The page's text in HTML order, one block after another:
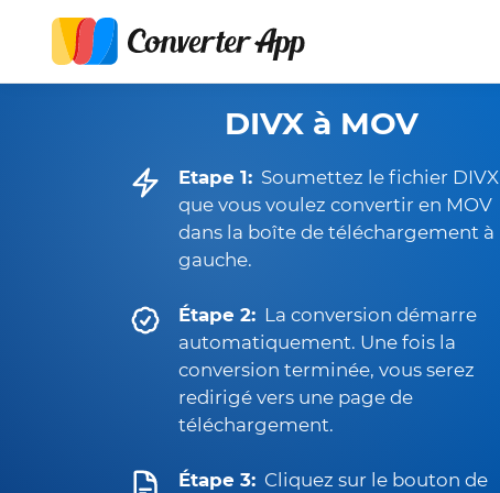
DIVX à MOV
Etape 1: Soumettez le fichier DIVX
que vous voulez convertir en MOV
dans la boîte de téléchargement à
gauche.
Étape 2: La conversion démarre
automatiquement. Une fois la
conversion terminée, vous serez
redirigé vers une page de
téléchargement.
Étape 3: Cliquez sur le bouton de